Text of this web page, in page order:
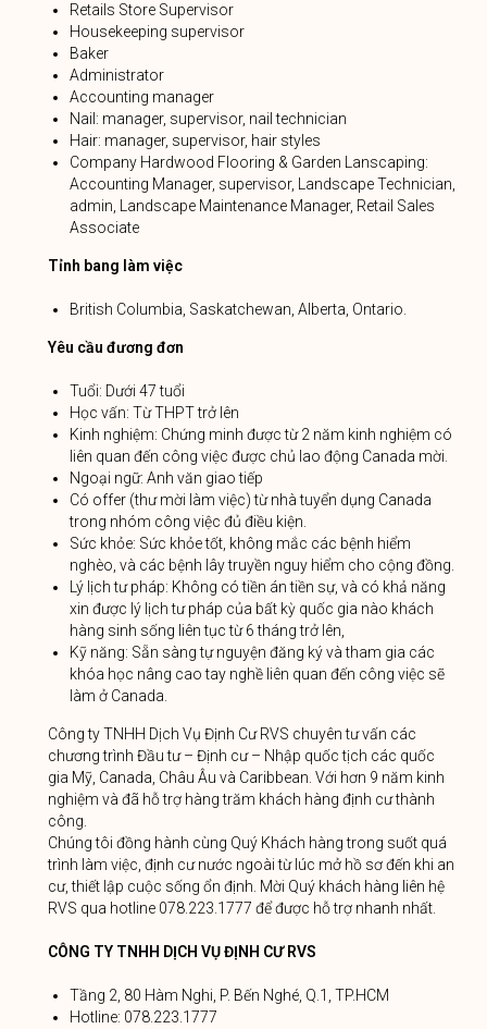
Retails Store Supervisor
Housekeeping supervisor
Baker
Administrator
Accounting manager
Nail: manager, supervisor, nail technician
Hair: manager, supervisor, hair styles
Company Hardwood Flooring & Garden Lanscaping:
Accounting Manager, supervisor, Landscape Technician,
admin, Landscape Maintenance Manager, Retail Sales
Associate
Tỉnh bang làm việc
British Columbia, Saskatchewan, Alberta, Ontario.
Yêu cầu đương đơn
Tuổi: Dưới 47 tuổi
Học vấn: Từ THPT trở lên
Kinh nghiệm: Chứng minh được từ 2 năm kinh nghiệm có
liên quan đến công việc được chủ lao động Canada mời.
Ngoại ngữ: Anh văn giao tiếp
Có offer (thư mời làm việc) từ nhà tuyển dụng Canada
trong nhóm công việc đủ điều kiện.
Sức khỏe: Sức khỏe tốt, không mắc các bệnh hiểm
nghèo, và các bệnh lây truyền nguy hiểm cho cộng đồng.
Lý lịch tư pháp: Không có tiền án tiền sự, và có khả năng
xin được lý lịch tư pháp của bất kỳ quốc gia nào khách
hàng sinh sống liên tục từ 6 tháng trở lên,
Kỹ năng: Sẵn sàng tự nguyện đăng ký và tham gia các
khóa học nâng cao tay nghề liên quan đến công việc sẽ
làm ở Canada.
Công ty TNHH Dịch Vụ Định Cư RVS chuyên tư vấn các
chương trình Đầu tư – Định cư – Nhập quốc tịch các quốc
gia Mỹ, Canada, Châu Âu và Caribbean. Với hơn 9 năm kinh
nghiệm và đã hỗ trợ hàng trăm khách hàng định cư thành
công.
Chúng tôi đồng hành cùng Quý Khách hàng trong suốt quá
trình làm việc, định cư nước ngoài từ lúc mở hồ sơ đến khi an
cư, thiết lập cuộc sống ổn định. Mời Quý khách hàng liên hệ
RVS qua hotline 078.223.1777 để được hỗ trợ nhanh nhất.
CÔNG TY TNHH DỊCH VỤ ĐỊNH CƯ RVS
Tầng 2, 80 Hàm Nghi, P. Bến Nghé, Q.1, TP.HCM
Hotline: 078.223.1777